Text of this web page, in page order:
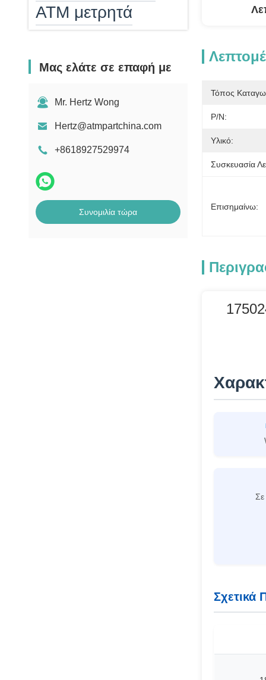
ΑΤΜ μετρητά
ATM Cash
Atm epp
αναγνώστης
καρτών του ATM
τραπεζογραμματίων
Μισθός Αντιμέρητα
Μέρη δέκτη
Μας ελάτε σε επαφή με
Mr. Hertz Wong
Hertz@atmpartchina.com
+8618927529974
Συνομιλία τώρα
Τόπος
P/N:
Υλικό:
Συσκευασία
Επισημαίνω:
Σχετικά